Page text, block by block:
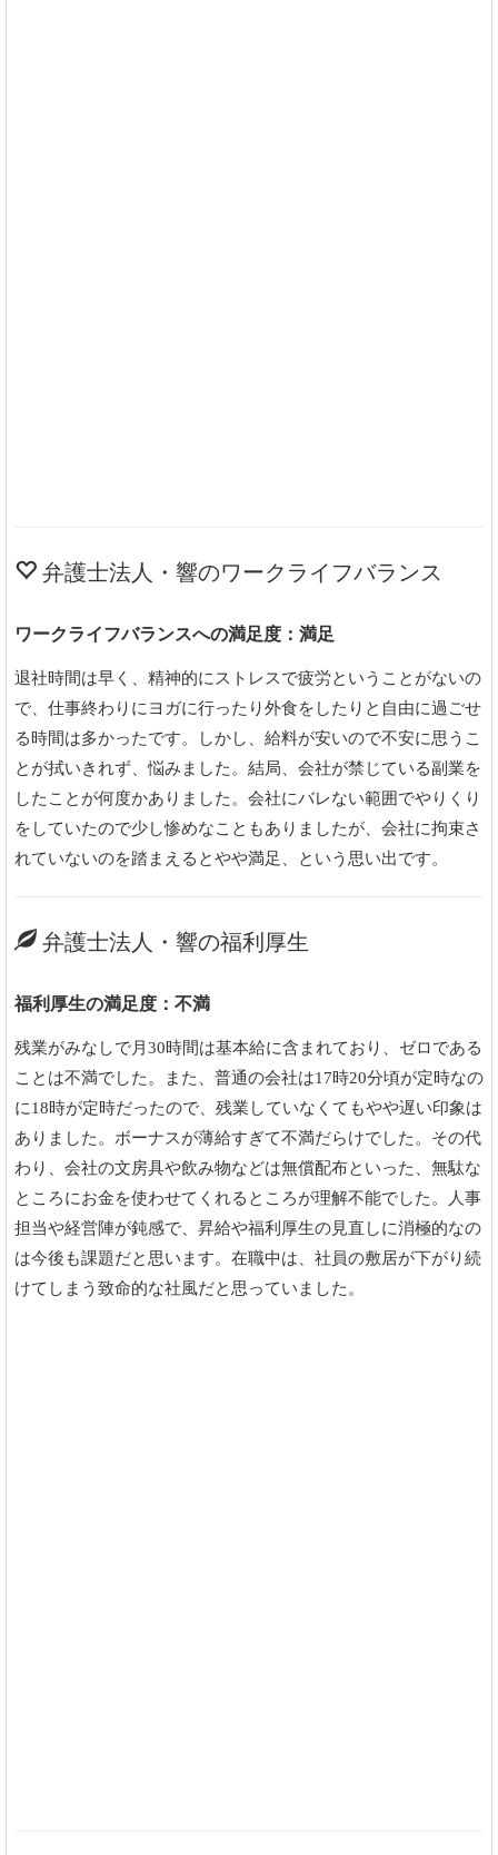
弁護士法人・響のワークライフバランス
ワークライフバランスへの満足度：満足
退社時間は早く、精神的にストレスで疲労ということがないの
で、仕事終わりにヨガに行ったり外食をしたりと自由に過ごせ
る時間は多かったです。しかし、給料が安いので不安に思うこ
とが拭いきれず、悩みました。結局、会社が禁じている副業を
したことが何度かありました。会社にバレない範囲でやりくり
をしていたので少し惨めなこともありましたが、会社に拘束さ
れていないのを踏まえるとやや満足、という思い出です。
弁護士法人・響の福利厚生
福利厚生の満足度：不満
残業がみなしで月30時間は基本給に含まれており、ゼロである
ことは不満でした。また、普通の会社は17時20分頃が定時なの
に18時が定時だったので、残業していなくてもやや遅い印象は
ありました。ボーナスが薄給すぎて不満だらけでした。その代
わり、会社の文房具や飲み物などは無償配布といった、無駄な
ところにお金を使わせてくれるところが理解不能でした。人事
担当や経営陣が鈍感で、昇給や福利厚生の見直しに消極的なの
は今後も課題だと思います。在職中は、社員の敷居が下がり続
けてしまう致命的な社風だと思っていました。